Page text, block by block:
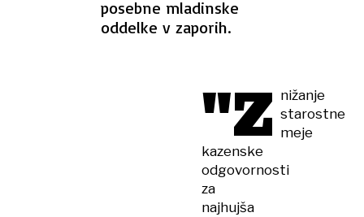
posebne mladinske
oddelke v zaporih.
"Z nižanje
starostne
meje
kazenske
odgovornosti
za
najhujša